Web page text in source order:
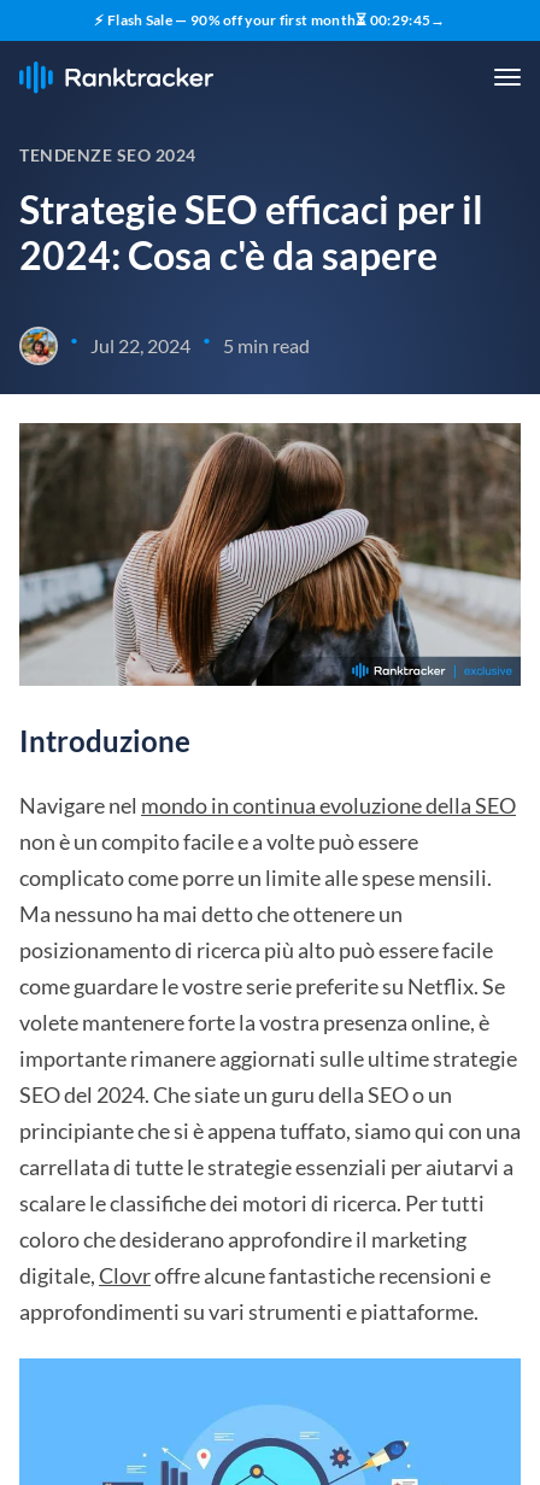
⚡ Flash Sale — 90% off your first month⏳ 00:29:44→
TENDENZE SEO 2024
Strategie SEO efficaci per il
2024: Cosa c'è da sapere
• Jul 22, 2024 • 5 min read
Introduzione
Navigare nel mondo in continua evoluzione della SEO
non è un compito facile e a volte può essere
complicato come porre un limite alle spese mensili.
Ma nessuno ha mai detto che ottenere un
posizionamento di ricerca più alto può essere facile
come guardare le vostre serie preferite su Netflix. Se
volete mantenere forte la vostra presenza online, è
importante rimanere aggiornati sulle ultime strategie
SEO del 2024. Che siate un guru della SEO o un
principiante che si è appena tuffato, siamo qui con una
carrellata di tutte le strategie essenziali per aiutarvi a
scalare le classifiche dei motori di ricerca. Per tutti
coloro che desiderano approfondire il marketing
digitale,Clovroffre alcune fantastiche recensioni e
approfondimenti su vari strumenti e piattaforme.